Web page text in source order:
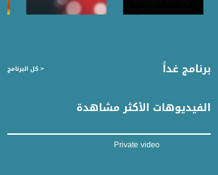
برنامج غداً < كل البرنامج
الفيديوهات الأكثر مشاهدة
Private video